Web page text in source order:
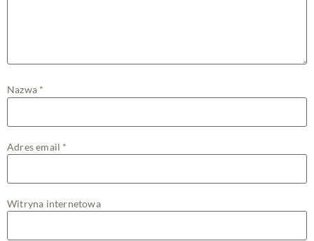
Nazwa *
Adres email *
Witryna internetowa